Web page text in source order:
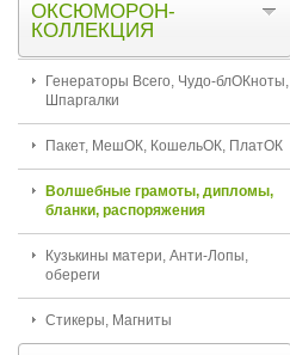
ОКСЮМОРОН-
КОЛЛЕКЦИЯ
Генераторы Всего, Чудо-блОКноты,
Шпаргалки
Пакет, МешОК, КошельОК, ПлатОК
Волшебные грамоты, дипломы,
бланки, распоряжения
Кузькины матери, Анти-Лопы,
обереги
Стикеры, Магниты